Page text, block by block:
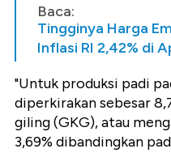
Baca:
Tingginya Harga
Inflasi RI 2,42% di
"Untuk produksi padi
diperkirakan sebesar
giling (GKG), atau
3,69% dibandingkan